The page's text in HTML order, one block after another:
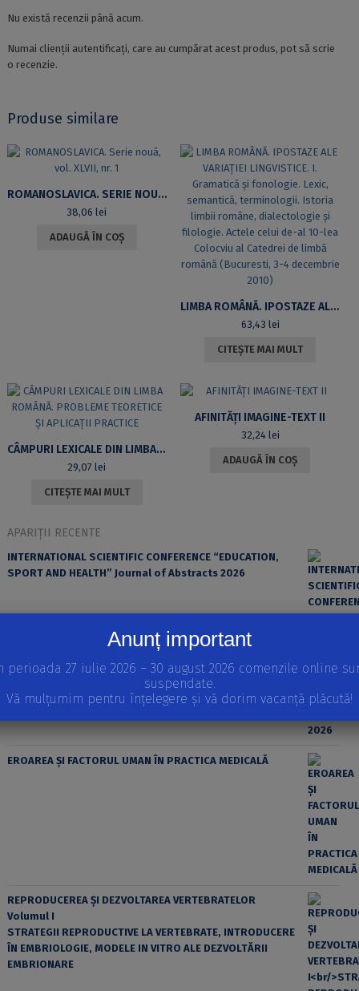
Nu există recenzii până acum.
Numai clienții autentificați, care au cumpărat acest produs, pot să scrie
o recenzie.
Produse similare
ROMANOSLAVICA. SERIE NOUĂ, VOL. XLVII, NR. 1
38,06 lei
ADAUGĂ ÎN COȘ
LIMBA ROMÂNĂ. IPOSTAZE ALE VARIAȚIEI LINGVISTICE. I. GRAMATICĂ ȘI FONOLOGIE. LEXIC, SEMANTICĂ, TERMINOLOGII. ISTORIA LIMBII ROMÂNE, DIALECTOLOGIE ȘI FILOLOGIE. ACTELE CELUI DE-AL 10-LEA COLOCVIU AL CATEDREI DE LIMBĂ ROMÂNĂ (BUCURESTI, 3-4 DECEMBRIE 2010)
63,43 lei
CITEȘTE MAI MULT
CÂMPURI LEXICALE DIN LIMBA ROMÂNĂ. PROBLEME TEORETICE ȘI APLICAȚII PRACTICE
29,07lei
CITEȘTE MAI MULT
AFINITĂȚI IMAGINE-TEXT II
32,24 lei
ADAUGĂ ÎN COȘ
APARIȚII RECENTE
INTERNATIONAL SCIENTIFIC CONFERENCE “EDUCATION,
SPORT AND HEALTH” Journal of Abstracts 2026
EROAREA ȘI FACTORUL UMAN ÎN PRACTICA MEDICALĂ
REPRODUCEREA ȘI DEZVOLTAREA VERTEBRATELOR
Volumul I
STRATEGII REPRODUCTIVE LA VERTEBRATE, INTRODUCERE
ÎN EMBRIOLOGIE, MODELE IN VITRO ALE DEZVOLTĂRII
EMBRIONARE
Anunț important
perioada 27 iulie 2026 – 30 august 2026 comenzile online
suspendate.
Vă mulțumim pentru înțelegere și vă dorim vacanță plăcută!